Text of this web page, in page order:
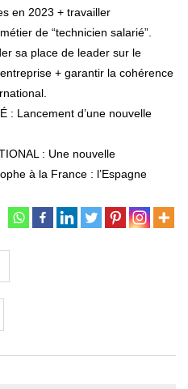
en 2023 + travailler
de “technicien salarié”.
sa place de leader sur le
+ garantir la cohérence
: Lancement d’une nouvelle
: Une nouvelle
à la France : l’Espagne